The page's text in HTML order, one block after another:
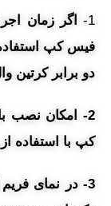
1-
اگر زمان
فیس کپ
دو برابر کرتین
2- امکان نصب
کپ با استفاده
3- در نمای